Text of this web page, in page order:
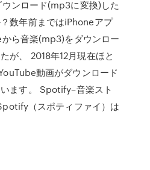
ンロード(mp3に変換)した
数年前まではiPhoneアプ
ら音楽(mp3)をダウンロー
が、 2018年12月現在ほと
動画がダウンロード
ます。 Spotify–音楽スト
（スポティファイ）は